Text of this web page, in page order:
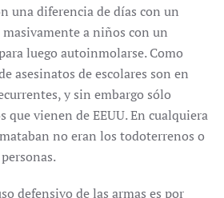
una diferencia de días con un
a niños con un
luego autoinmolarse. Como
asesinatos de escolares son en
y sin embargo sólo
que vienen de EEUU. En cualquiera
no eran los todoterrenos o
defensivo de las armas es por